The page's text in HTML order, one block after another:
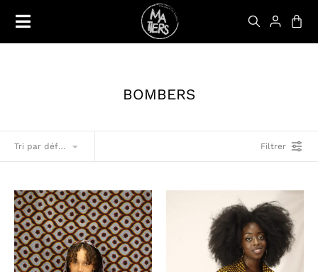
BOMBERS
Filtrer